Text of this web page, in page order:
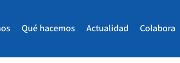
Qué hacemos Actualidad Colabora